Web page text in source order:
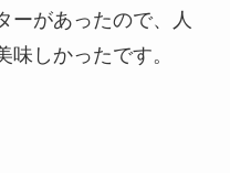
ーがあったので、人
しかったです。